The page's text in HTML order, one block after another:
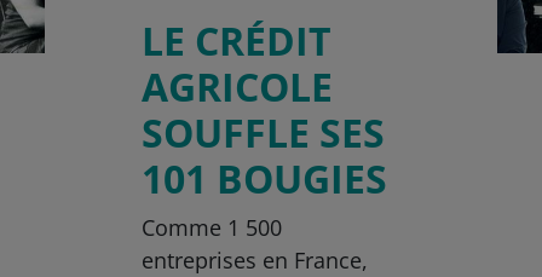
LE CRÉDIT
AGRICOLE
SOUFFLE SES
101 BOUGIES
Comme 1 500
entreprises en France,